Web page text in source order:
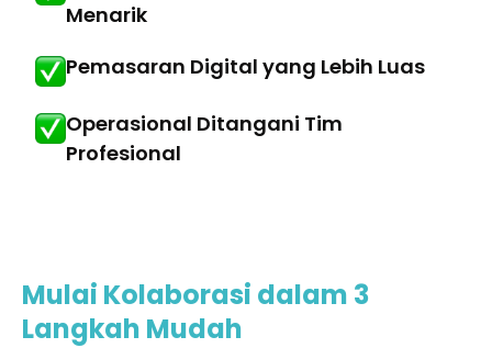
Menarik
Pemasaran Digital yang Lebih Luas
Operasional Ditangani Tim
Profesional
Mulai Kolaborasi dalam 3
Langkah Mudah